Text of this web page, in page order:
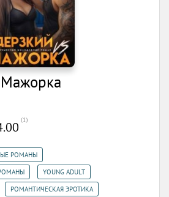
(1)
РОМАНЫ
YOUNG ADULT
РОМАНТИЧЕСКАЯ ЭРОТИКА